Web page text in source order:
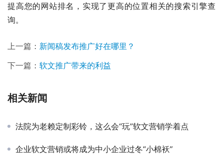
提高您的网站排名，实现了更高的位置相关的搜索引擎查
询。
上一篇： 新闻稿发布推广好在哪里？
下一篇： 软文推广带来的利益
相关新闻
法院为老赖定制彩铃，这么会“玩”软文营销学着点
企业软文营销或将成为中小企业过冬“小棉袄”